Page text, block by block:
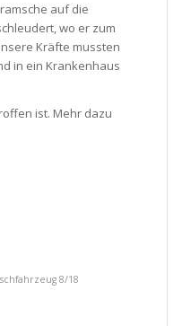
auf die
wo er zum
Kräfte mussten
in ein Krankenhaus
ist. Mehr dazu
8/18